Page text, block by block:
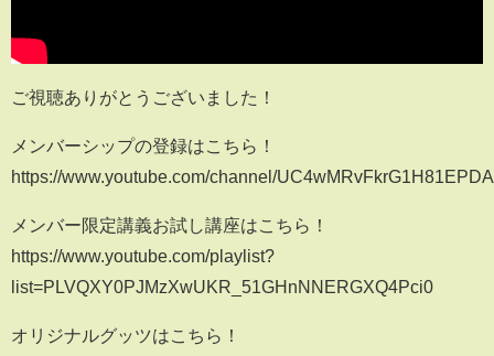
ご視聴ありがとうございました！
メンバーシップの登録はこちら！
https://www.youtube.com/channel/
メンバー限定講義お試し講座はこちら！
https://www.youtube.com/playlist?
list=PLVQXY0PJMzXwUKR_51GHnNNERGXQ4Pci0
オリジナルグッツはこちら！